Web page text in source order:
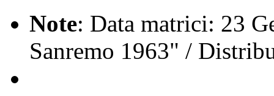
Note: Data matrici: 23
Sanremo 1963" /